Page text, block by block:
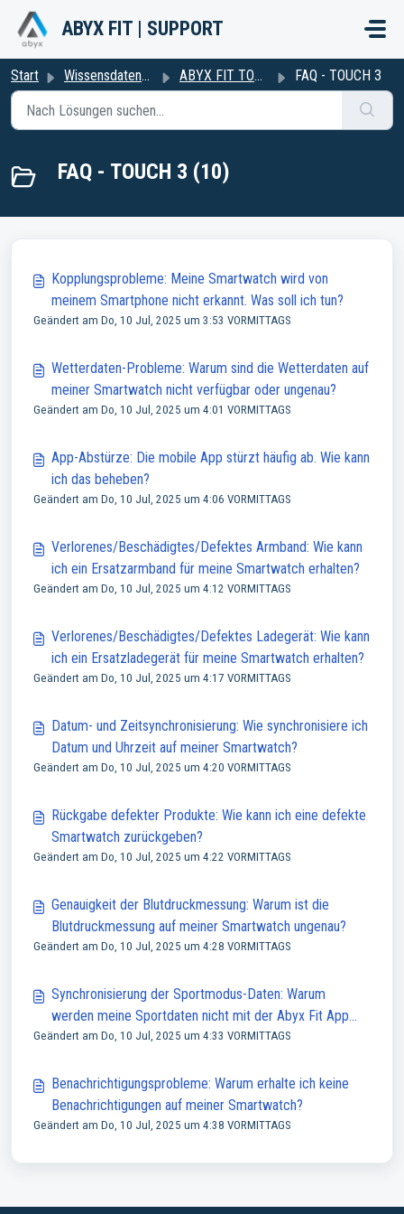
Zum hauptsächlichen Inhalt gehen
ABYX FIT | SUPPORT
Start Wissensdatenbank ABYX FIT TOUCH 3 (inklusive Naruto Shippuden Serie) FAQ - TOUCH 3
FAQ - TOUCH 3 (10)
Kopplungsprobleme: Meine Smartwatch wird von
meinem Smartphone nicht erkannt. Was soll ich tun?
Geändert am Do, 10 Jul, 2025 um 3:53 VORMITTAGS
Wetterdaten-Probleme: Warum sind die Wetterdaten auf
meiner Smartwatch nicht verfügbar oder ungenau?
Geändert am Do, 10 Jul, 2025 um 4:01 VORMITTAGS
App-Abstürze: Die mobile App stürzt häufig ab. Wie kann
ich das beheben?
Geändert am Do, 10 Jul, 2025 um 4:06 VORMITTAGS
Verlorenes/Beschädigtes/Defektes Armband: Wie kann
ich ein Ersatzarmband für meine Smartwatch erhalten?
Geändert am Do, 10 Jul, 2025 um 4:12 VORMITTAGS
Verlorenes/Beschädigtes/Defektes Ladegerät: Wie kann
ich ein Ersatzladegerät für meine Smartwatch erhalten?
Geändert am Do, 10 Jul, 2025 um 4:17 VORMITTAGS
Datum- und Zeitsynchronisierung: Wie synchronisiere ich
Datum und Uhrzeit auf meiner Smartwatch?
Geändert am Do, 10 Jul, 2025 um 4:20 VORMITTAGS
Rückgabe defekter Produkte: Wie kann ich eine defekte
Smartwatch zurückgeben?
Geändert am Do, 10 Jul, 2025 um 4:22 VORMITTAGS
Genauigkeit der Blutdruckmessung: Warum ist die
Blutdruckmessung auf meiner Smartwatch ungenau?
Geändert am Do, 10 Jul, 2025 um 4:28 VORMITTAGS
Synchronisierung der Sportmodus-Daten: Warum
werden meine Sportdaten nicht mit der Abyx Fit App
synchronisiert?
Geändert am Do, 10 Jul, 2025 um 4:33 VORMITTAGS
Benachrichtigungsprobleme: Warum erhalte ich keine
Benachrichtigungen auf meiner Smartwatch?
Geändert am Do, 10 Jul, 2025 um 4:38 VORMITTAGS